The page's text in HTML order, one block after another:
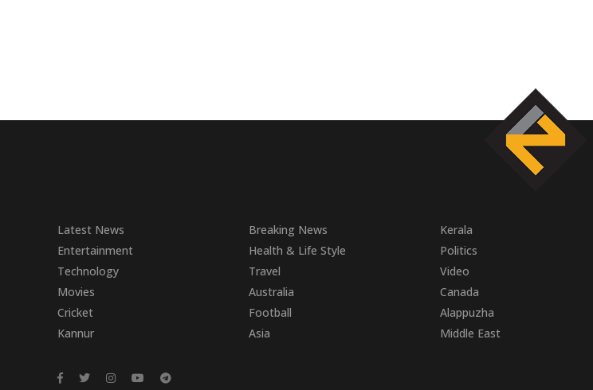
Latest News Breaking News Kerala
Entertainment
Health & Life Style Politics
Technology
Travel Video
Movies
Australia Canada
Cricket
Football Alappuzha
Kannur
Asia Middle East